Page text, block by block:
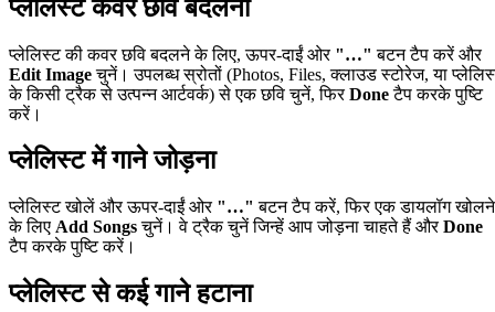
प्लेलिस्ट कवर छवि बदलना
प्लेलिस्ट की कवर छवि बदलने के लिए, ऊपर-दाईं ओर "…" बटन टैप करें और
Edit Imageचुनें। उपलब्ध स्रोतों (Photos, Files, क्लाउड स्टोरेज, या
के किसी ट्रैक से उत्पन्न आर्टवर्क) से एक छवि चुनें, फिरDoneटैप करके पुष्टि
करें।
प्लेलिस्ट में गाने जोड़ना
प्लेलिस्ट खोलें और ऊपर-दाईं ओर "…" बटन टैप करें, फिर एक डायलॉग खोलने
के लिए Add Songsचुनें। वे ट्रैक चुनें जिन्हें आप जोड़ना चाहते हैं औरDone
टैप करके पुष्टि करें।
प्लेलिस्ट से कई गाने हटाना